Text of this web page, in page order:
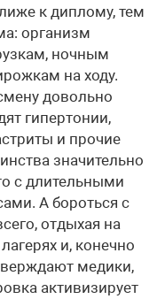
к диплому, тем
организм
ночным
на ходу.
довольно
гипертонии,
и прочие
значительно
с длительными
А бороться с
отдыхая на
и, конечно
медики,
активизирует